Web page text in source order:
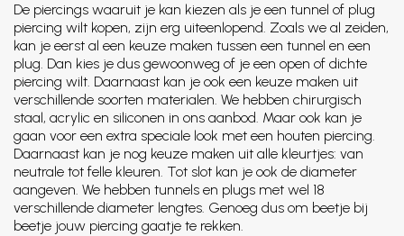
De piercings waaruit je kan kiezen als je een tunnel of plug
piercing wilt kopen, zijn erg uiteenlopend. Zoals we al zeiden,
kan je eerst al een keuze maken tussen een tunnel en een
plug. Dan kies je dus gewoonweg of je een open of dichte
piercing wilt. Daarnaast kan je ook een keuze maken uit
verschillende soorten materialen. We hebben chirurgisch
staal, acrylic en siliconen in ons aanbod. Maar ook kan je
gaan voor een extra speciale look met een houten piercing.
Daarnaast kan je nog keuze maken uit alle kleurtjes: van
neutrale tot felle kleuren. Tot slot kan je ook de diameter
aangeven. We hebben tunnels en plugs met wel 18
verschillende diameter lengtes. Genoeg dus om beetje bij
beetje jouw piercing gaatje te rekken.